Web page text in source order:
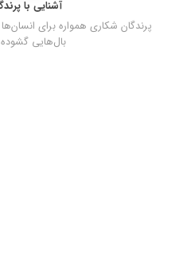
آشنایی با
پرندگان شکاری همواره برای انسان‌ها
بال‌هایی